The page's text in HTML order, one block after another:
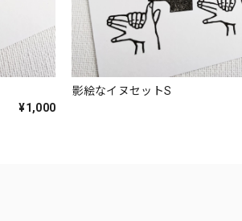
¥1,000
影絵なイヌセットS